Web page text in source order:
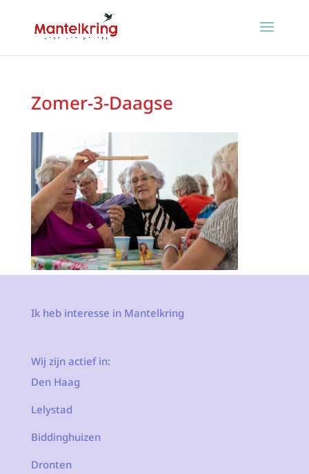
Zomer-3-Daagse
Ik heb interesse in Mantelkring
Wij zijn actief in:
Den Haag
Lelystad
Biddinghuizen
Dronten